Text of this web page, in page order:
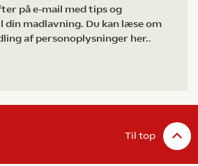
på e-mail med tips og
madlavning. Du kan læse om
af personoplysninger her..
Til top